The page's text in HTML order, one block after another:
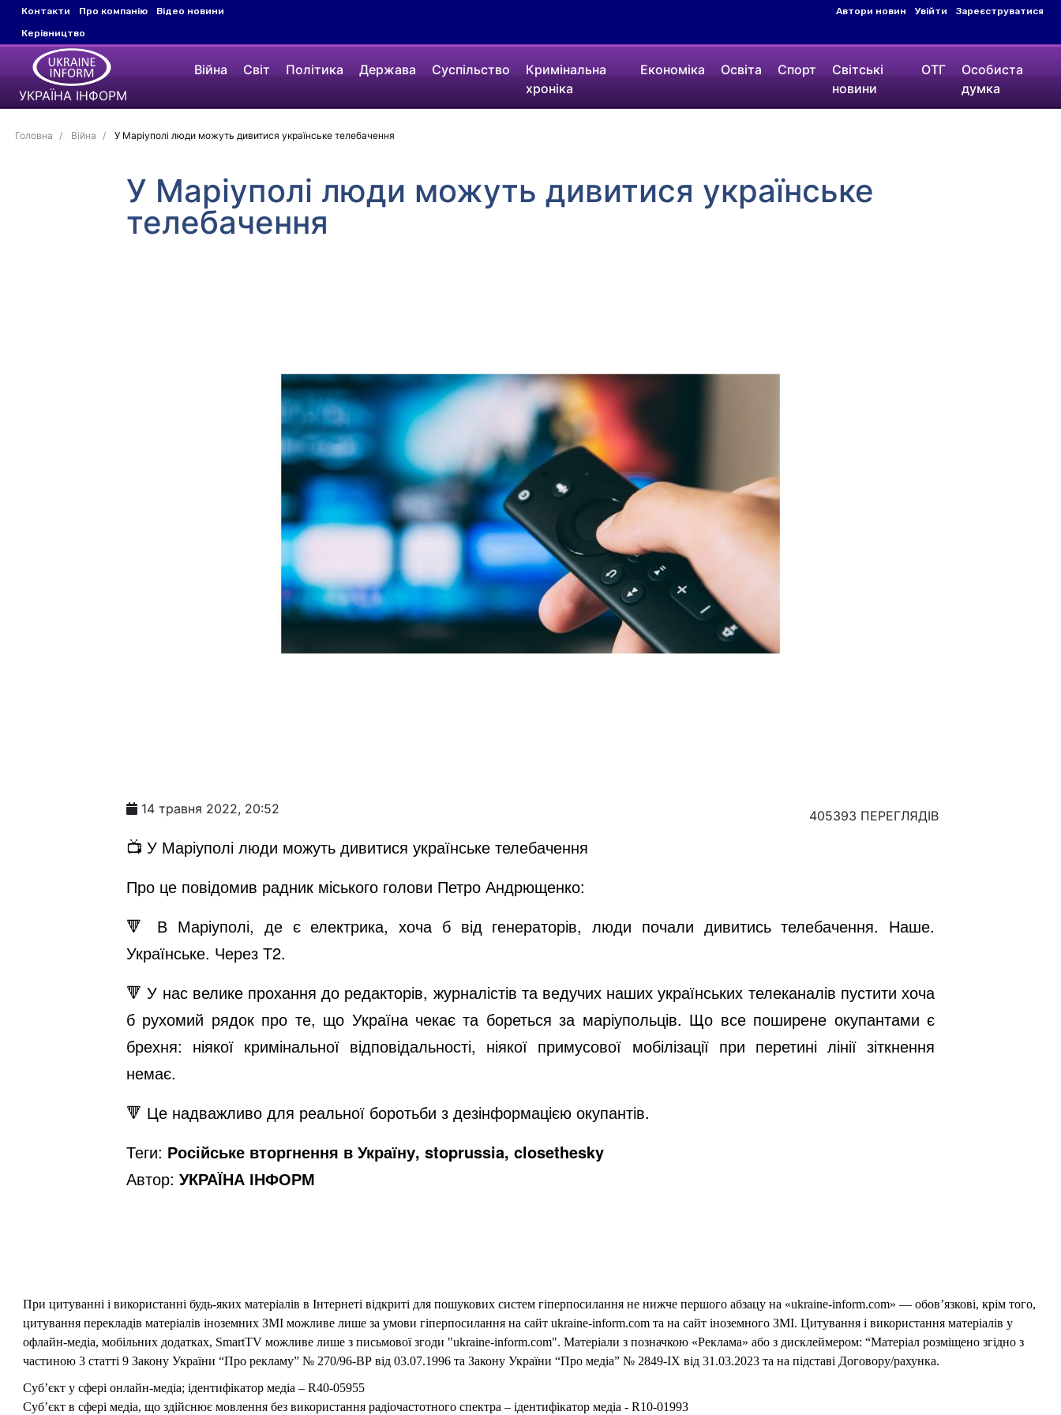
Контакти Про компанію
Відео новини
Керівництво
Автори новин Увійти Зареєструватися
УКРАЇНА ІНФОРМ
Війна Світ Політика Держава Суспільство
Кримінальна
хроніка
Економіка Освіта Спорт
Світські
новини
ОТГ
Особиста
думка
Головна Війна У Маріуполі люди можуть дивитися українське телебачення
У Маріуполі люди можуть дивитися українське
телебачення
14 травня 2022, 20:52 405393 ПЕРЕГЛЯДІВ
📺 У Маріуполі люди можуть дивитися українське телебачення
Про це повідомив радник міського голови Петро Андрющенко:
🔻 В Маріуполі, де є електрика, хоча б від генераторів, люди почали дивитись телебачення. Наше.
Українське. Через Т2.
🔻 У нас велике прохання до редакторів, журналістів та ведучих наших українських телеканалів пустити хоча
б рухомий рядок про те, що Україна чекає та бореться за маріупольців. Що все поширене окупантами є
брехня: ніякої кримінальної відповідальності, ніякої примусової мобілізації при перетині лінії зіткнення
немає.
🔻 Це надважливо для реальної боротьби з дезінформацією окупантів.
Теги: Російське вторгнення в Україну, stoprussia, closethesky
Автор: УКРАЇНА ІНФОРМ
При цитуванні і використанні будь-яких матеріалів в Інтернеті відкриті для пошукових систем гіперпосилання не нижче першого абзацу на «ukraine-inform.com» — обов’язкові, крім того,
цитування перекладів матеріалів іноземних ЗМІ можливе лише за умови гіперпосилання на сайт ukraine-inform.com та на сайт іноземного ЗМІ. Цитування і використання матеріалів у
офлайн-медіа, мобільних додатках, SmartTV можливе лише з письмової згоди "ukraine-inform.com". Матеріали з позначкою «Реклама» або з дисклеймером: “Матеріал розміщено згідно з
частиною 3 статті 9 Закону України “Про рекламу” № 270/96-ВР від 03.07.1996 та Закону України “Про медіа” № 2849-IX від 31.03.2023 та на підставі Договору/рахунка.
Суб’єкт у сфері онлайн-медіа; ідентифікатор медіа – R40-05955
Суб’єкт в сфері медіа, що здійснює мовлення без використання радіочастотного спектра – ідентифікатор медіа - R10-01993